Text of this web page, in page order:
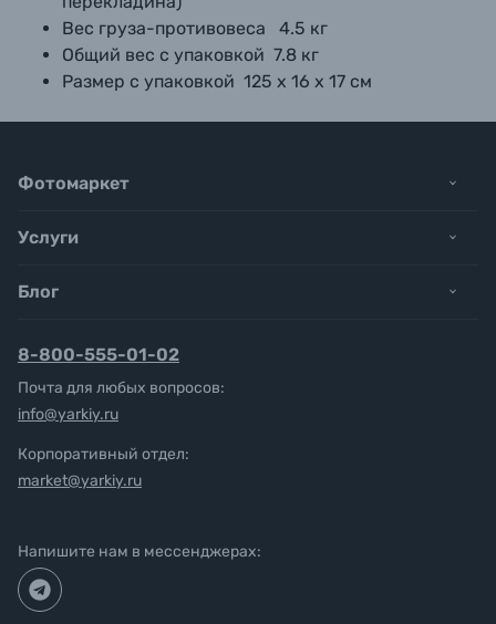
Вес груза-противовеса 4.5 кг
Общий вес с упаковкой 7.8 кг
Размер с упаковкой 125 х 16 х 17 см
Фотомаркет
Услуги
Блог
8-800-555-01-02
Почта для любых вопросов:
info@yarkiy.ru
Корпоративный отдел:
market@yarkiy.ru
Напишите нам в мессенджерах: